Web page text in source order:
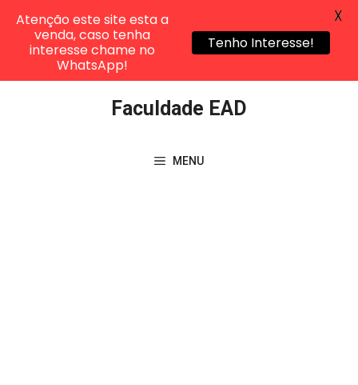
Faculdade EAD
MENU
Atenção este site esta a
venda, caso tenha
interesse chame no
WhatsApp!
Tenho Interesse!
X